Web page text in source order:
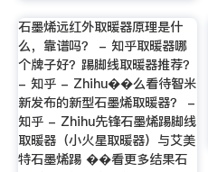
石墨烯远红外取暖器原理是什
么，靠谱吗？ - 知乎取暖器哪
个牌子好？踢脚线取暖器推荐？
- 知乎 - Zhihu��么看待智米
新发布的新型石墨烯取暖器？ -
知乎 - Zhihu先锋石墨烯踢脚线
取暖器（小火星取暖器）与艾美
特石墨烯踢 ��看更多结果石